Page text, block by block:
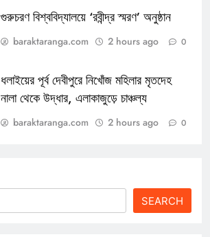
গুরুচরণ বিশ্ববিদ্যালয়ে ‘রবীন্দ্র স্মরণ’ অনুষ্ঠান
baraktaranga.com 2 hours ago 0
ধলাইয়ের পূর্ব দেবীপুরে নিখোঁজ মহিলার মৃতদেহ
নালা থেকে উদ্ধার, এলাকাজুড়ে চাঞ্চল্য
baraktaranga.com 2 hours ago 0
SEARCH